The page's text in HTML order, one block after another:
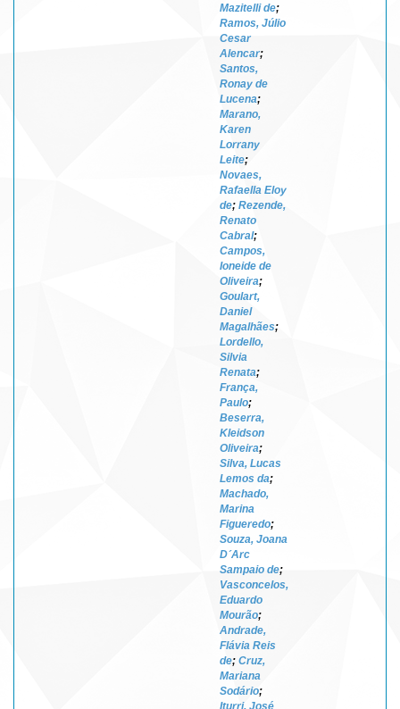
Mazitelli de;
Ramos, Júlio
Cesar
Alencar;
Santos,
Ronay de
Lucena;
Marano,
Karen
Lorrany
Leite;
Novaes,
Rafaella Eloy
de; Rezende,
Renato
Cabral;
Campos,
Ioneide de
Oliveira;
Goulart,
Daniel
Magalhães;
Lordello,
Silvia
Renata;
França,
Paulo;
Beserra,
Kleidson
Oliveira;
Silva, Lucas
Lemos da;
Machado,
Marina
Figueredo;
Souza, Joana
D´Arc
Sampaio de;
Vasconcelos,
Eduardo
Mourão;
Andrade,
Flávia Reis
de; Cruz,
Mariana
Sodário;
Iturri, José